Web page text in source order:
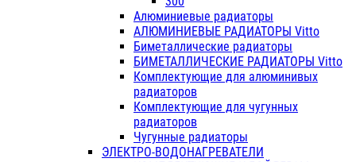
Алюминиевые радиаторы
АЛЮМИНИЕВЫЕ РАДИАТОРЫ Vitto
Биметаллические радиаторы
БИМЕТАЛЛИЧЕСКИЕ РАДИАТОРЫ Vitto
Комплектующие для алюминивых
радиаторов
Комплектующие для чугунных
радиаторов
Чугунные радиаторы
ЭЛЕКТРО-ВОДОНАГРЕВАТЕЛИ